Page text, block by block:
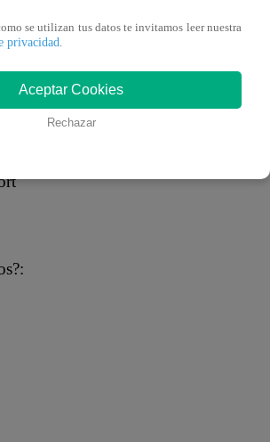
se utilizan tus datos te invitamos leer nuestra
privacidad
Aceptar Cookies
Rechazar